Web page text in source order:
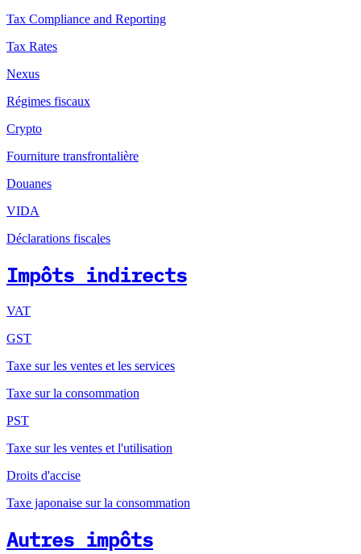
Tax Compliance and Reporting
Tax Rates
Nexus
Régimes fiscaux
Crypto
Fourniture transfrontalière
Douanes
VIDA
Déclarations fiscales
Impôts indirects
VAT
GST
Taxe sur les ventes et les services
Taxe sur la consommation
PST
Taxe sur les ventes et l'utilisation
Droits d'accise
Taxe japonaise sur la consommation
Autres impôts